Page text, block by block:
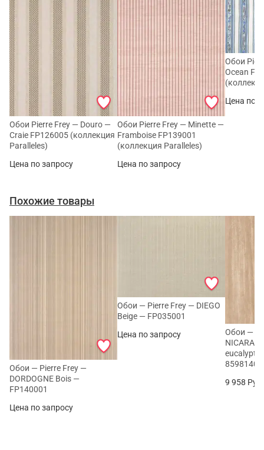
Обои Pierre Frey — Douro —
Craie FP126005 (коллекция
Paralleles)
Цена по запросу
Обои Pierre Frey — Minette —
Framboise FP139001
(коллекция Paralleles)
Цена по запросу
Обои
Ocean
Цена по
Похожие товары
Обои — Pierre Frey —
DORDOGNE Bois —
FP140001
Цена по запросу
Обои — Pierre Frey — DIEGO
Beige — FP035001
Цена по запросу
Обои —
9 958 Руб.